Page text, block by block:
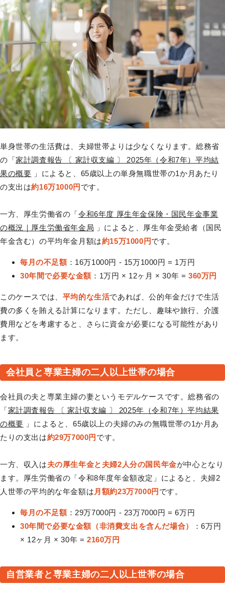
単身世帯の生活費は、夫婦世帯よりは少なくなります。総務省
の「家計調査報告 〔 家計収支編 〕 2025年（令和7年）平均結
果の概要 」によると、65歳以上の単身無職世帯の1か月あたり
の支出は約16万1000円 です。
一方、厚生労働省の「令和6年度 厚生年金保険・国民年金事業
の概況｜厚生労働省年金局 」によると、厚生年金受給者（国民
年金含む）の平均年金月額は約15万1000円です。
毎月の不足額：16万1000円 - 15万1000円 = 1万円
30年間で必要な金額 ：1万円 × 12ヶ月 × 30年 =360万円
このケースでは、 平均的な生活であれば、公的年金だけで生活
費の多くを賄える計算になります。ただし、趣味や旅行、介護
費用などを考慮すると、さらに資金が必要になる可能性があり
ます。
会社員と専業主婦の二人以上世帯の場合
会社員の夫と専業主婦の妻というモデルケースです。総務省の
「家計調査報告 〔 家計収支編 〕 2025年（令和7年）平均結果
の概要 」によると、65歳以上の夫婦のみの無職世帯の1か月あ
たりの支出は約29万7000円 です。
一方、収入は夫の厚生年金と夫婦2人分の国民年金が中心となり
ます。厚生労働省の「令和8年度年金額改定」によると、夫婦2
人世帯の平均的な年金額は 月額約23万7000円 です。
毎月の不足額：29万7000円 - 23万7000円 = 6万円
30年間で必要な金額（非消費支出を含んだ場合）
：6万円
× 12ヶ月 × 30年 = 2160万円
自営業者と専業主婦の二人以上世帯の場合